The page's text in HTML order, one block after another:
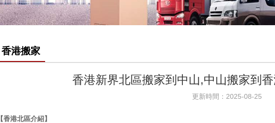
香港搬家
香港新界北區搬家到中山,中山搬家到
更新時間：2025-08-25
【香港北區介紹】